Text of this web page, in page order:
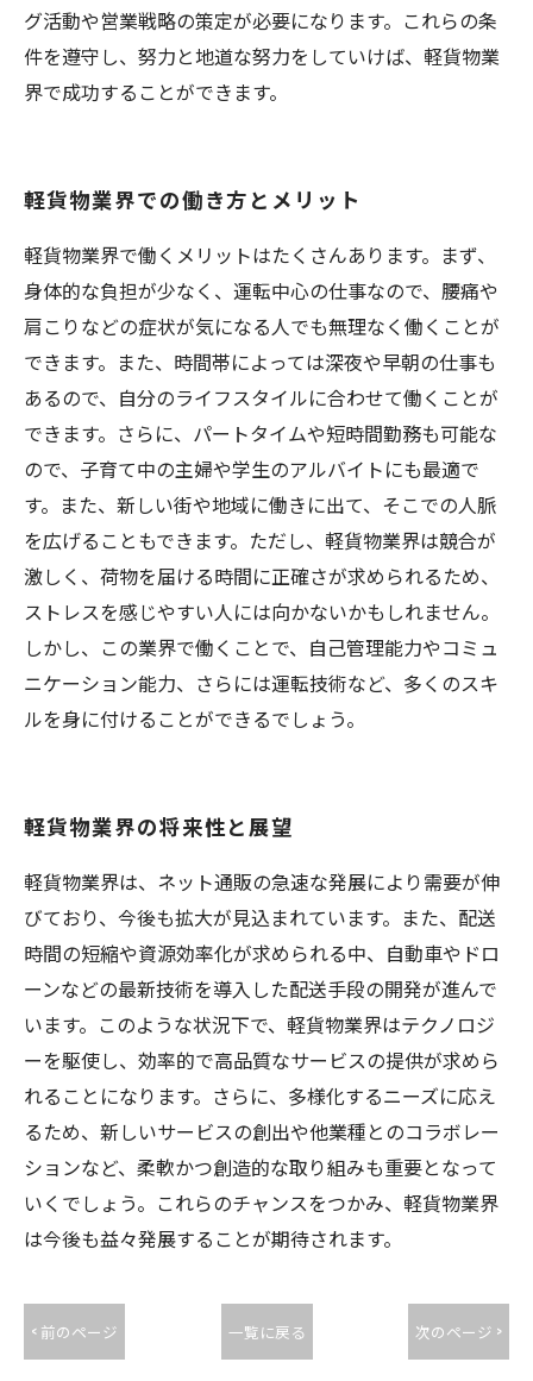
グ活動や営業戦略の策定が必要になります。これらの条
件を遵守し、努力と地道な努力をしていけば、軽貨物業
界で成功することができます。
軽貨物業界での働き方とメリット
軽貨物業界で働くメリットはたくさんあります。まず、
身体的な負担が少なく、運転中心の仕事なので、腰痛や
肩こりなどの症状が気になる人でも無理なく働くことが
できます。また、時間帯によっては深夜や早朝の仕事も
あるので、自分のライフスタイルに合わせて働くことが
できます。さらに、パートタイムや短時間勤務も可能な
ので、子育て中の主婦や学生のアルバイトにも最適で
す。また、新しい街や地域に働きに出て、そこでの人脈
を広げることもできます。ただし、軽貨物業界は競合が
激しく、荷物を届ける時間に正確さが求められるため、
ストレスを感じやすい人には向かないかもしれません。
しかし、この業界で働くことで、自己管理能力やコミュ
ニケーション能力、さらには運転技術など、多くのスキ
ルを身に付けることができるでしょう。
軽貨物業界の将来性と展望
軽貨物業界は、ネット通販の急速な発展により需要が伸
びており、今後も拡大が見込まれています。また、配送
時間の短縮や資源効率化が求められる中、自動車やドロ
ーンなどの最新技術を導入した配送手段の開発が進んで
います。このような状況下で、軽貨物業界はテクノロジ
ーを駆使し、効率的で高品質なサービスの提供が求めら
れることになります。さらに、多様化するニーズに応え
るため、新しいサービスの創出や他業種とのコラボレー
ションなど、柔軟かつ創造的な取り組みも重要となって
いくでしょう。これらのチャンスをつかみ、軽貨物業界
は今後も益々発展することが期待されます。
< 前のページ 一覧に戻る 次のページ >